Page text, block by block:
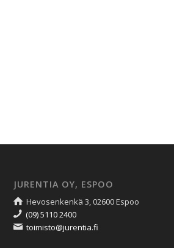
JURENTIA OY, ESPOO
Hevosenkenkä 3, 02600 Espoo
(09) 5110 2400
toimisto@jurentia.fi